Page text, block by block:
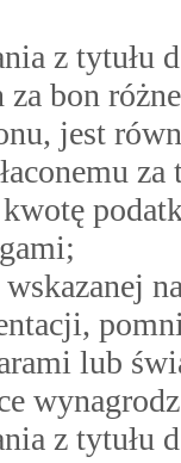
z tytułu
bon
jest
lub
z tytułu